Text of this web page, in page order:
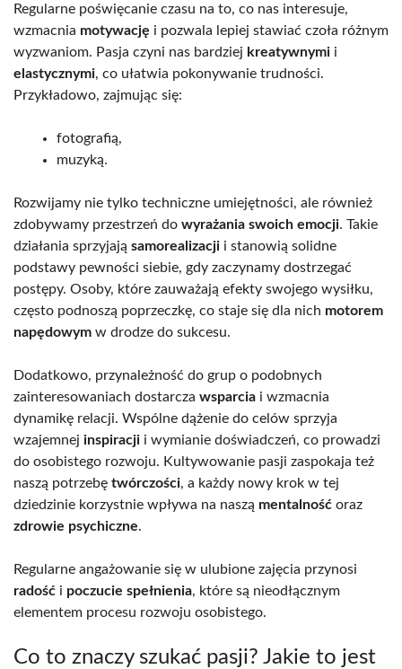
Regularne poświęcanie czasu na to, co nas interesuje,
wzmacnia motywację i pozwala lepiej stawiać czoła różnym
wyzwaniom. Pasja czyni nas bardziej kreatywnymi i
elastycznymi, co ułatwia pokonywanie trudności.
Przykładowo, zajmując się:
fotografią,
muzyką.
Rozwijamy nie tylko techniczne umiejętności, ale również
zdobywamy przestrzeń do wyrażania swoich emocji. Takie
działania sprzyjają samorealizacji i stanowią solidne
podstawy pewności siebie, gdy zaczynamy dostrzegać
postępy. Osoby, które zauważają efekty swojego wysiłku,
często podnoszą poprzeczkę, co staje się dla nich motorem
napędowym w drodze do sukcesu.
Dodatkowo, przynależność do grup o podobnych
zainteresowaniach dostarcza wsparcia i wzmacnia
dynamikę relacji. Wspólne dążenie do celów sprzyja
wzajemnej inspiracji i wymianie doświadczeń, co prowadzi
do osobistego rozwoju. Kultywowanie pasji zaspokaja też
naszą potrzebę twórczości, a każdy nowy krok w tej
dziedzinie korzystnie wpływa na naszą mentalność oraz
zdrowie psychiczne.
Regularne angażowanie się w ulubione zajęcia przynosi
radość i poczucie spełnienia, które są nieodłącznym
elementem procesu rozwoju osobistego.
Co to znaczy szukać pasji? Jakie to jest